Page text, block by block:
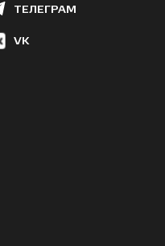
ТЕЛЕГРАМ
VK